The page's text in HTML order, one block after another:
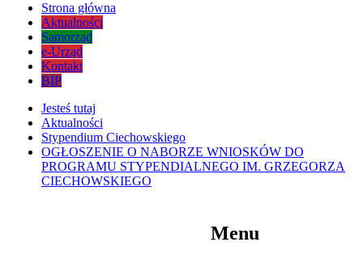
Strona główna
Aktualności
Samorząd
e-Urząd
Kontakt
BIP
Jesteś tutaj
Aktualności
Stypendium Ciechowskiego
OGŁOSZENIE O NABORZE WNIOSKÓW DO
PROGRAMU STYPENDIALNEGO IM. GRZEGORZA
CIECHOWSKIEGO
Menu